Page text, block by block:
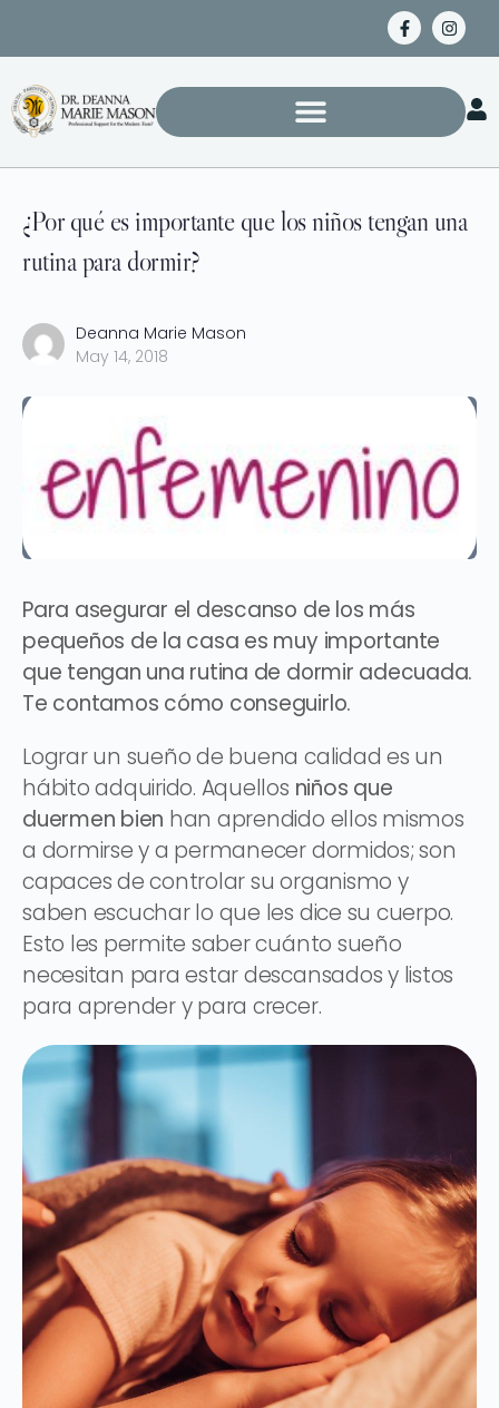
¿Por qué es importante que los niños tengan una
rutina para dormir?
Deanna Marie Mason
May 14, 2018
Para asegurar el descanso de los más
pequeños de la casa es muy importante
que tengan una rutina de dormir adecuada.
Te contamos cómo conseguirlo.
Lograr un sueño de buena calidad es un
hábito adquirido. Aquellos niños que
duermen bien han aprendido ellos mismos
a dormirse y a permanecer dormidos; son
capaces de controlar su organismo y
saben escuchar lo que les dice su cuerpo.
Esto les permite saber cuánto sueño
necesitan para estar descansados y listos
para aprender y para crecer.